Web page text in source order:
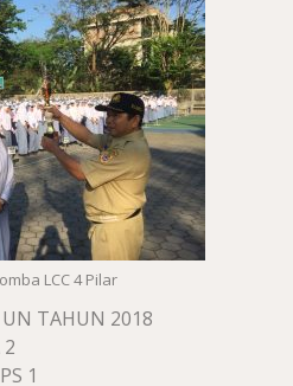
LCC 4 Pilar
TAHUN 2018
1